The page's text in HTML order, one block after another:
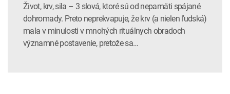
Život, krv, sila – 3 slová, ktoré sú od nepamäti spájané
dohromady. Preto neprekvapuje, že krv (a nielen ľudská)
mala v minulosti v mnohých rituálnych obradoch
významné postavenie, pretože sa…